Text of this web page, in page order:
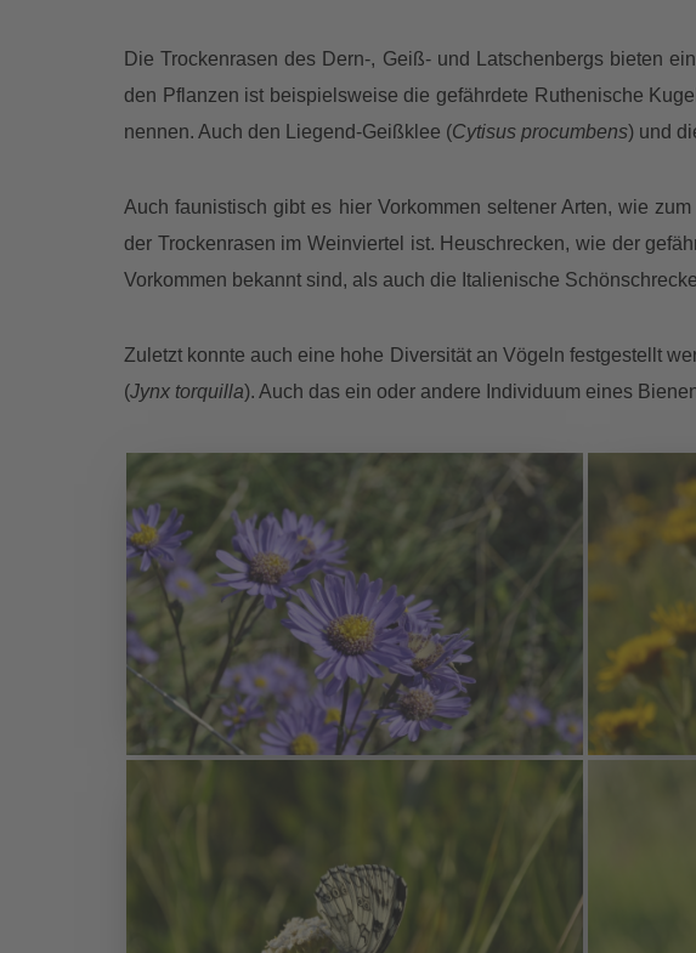
Die Trockenrasen des Dern-, Geiß- und Latschenbergs bieten
den Pflanzen ist beispielsweise die gefährdete Ruthenische
nennen. Auch den Liegend-Geißklee (Cytisus procumbens) und
Auch faunistisch gibt es hier Vorkommen seltener Arten, wie
der Trockenrasen im Weinviertel ist. Heuschrecken, wie der
Vorkommen bekannt sind, als auch die Italienische
Zuletzt konnte auch eine hohe Diversität an Vögeln festgestellt
(Jynx torquilla). Auch das ein oder andere Individuum eines